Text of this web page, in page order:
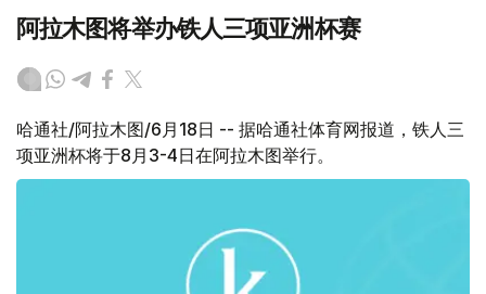
阿拉木图将举办铁人三项亚洲杯赛
哈通社/阿拉木图/6月18日 -- 据哈通社体育网报道，铁人三
项亚洲杯将于8月3-4日在阿拉木图举行。